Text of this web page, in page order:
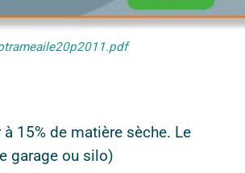
15% de matière sèche. Le
garage ou silo)